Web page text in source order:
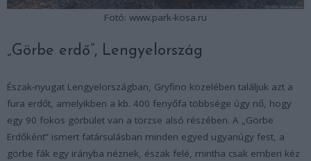
Fotó: www.park-kosa.ru
„Görbe erdő”, Lengyelország
Észak-nyugat Lengyelországban, Gryfino közelében találjuk azt a
fura erdőt, amelyikben a kb. 400 fenyőfa többsége úgy nő, hogy
egy 90 fokos görbület van a törzse alsó részében. A „Görbe
Erdőként” ismert fatársulásban minden egyed ugyanúgy fest, a
görbe fák egy irányba néznek, észak felé, mintha csak emberi kéz